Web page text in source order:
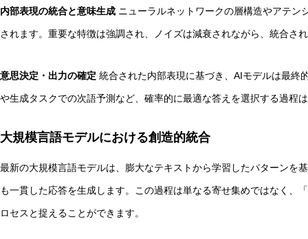
内部表現の統合と意味生成 ニューラルネットワークの層構造やアテン
されます。重要な特徴は強調され、ノイズは減衰されながら、統合さ
意思決定・出力の確定 統合された内部表現に基づき、AIモデルは最終
や生成タスクでの次語予測など、確率的に最適な答えを選択する過程
大規模言語モデルにおける創造的統合
最新の大規模言語モデルは、膨大なテキストから学習したパターンを
も一貫した応答を生成します。この過程は単なる寄せ集めではなく、
ロセスと捉えることができます。